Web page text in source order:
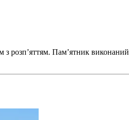
Пам’ятник виконаний